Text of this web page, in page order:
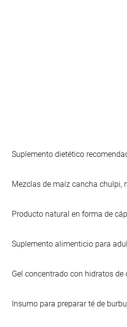
Suplemento dietético
Mezclas de maíz cancha chulpi,
Producto natural en forma de
Suplemento alimenticio para
Gel concentrado con hidratos
Insumo para preparar té de